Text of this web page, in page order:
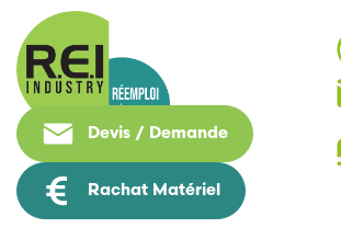
Devis / Demande
Rachat Matériel